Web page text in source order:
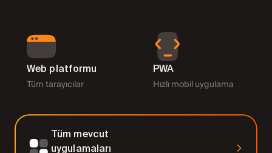
Web platformu
Tüm tarayıcılar
PWA
Hızlı mobil uygulama
Tüm mevcut
uygulamaları